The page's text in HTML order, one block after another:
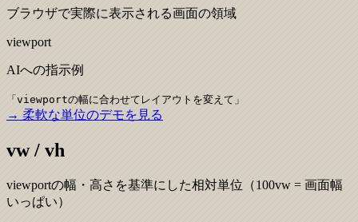
ブラウザで実際に表示される画面の領域
viewport
AIへの指示例
「viewportの幅に合わせてレイアウトを変えて 」
→ 柔軟な単位のデモを見る
vw / vh
viewportの幅・高さを基準にした相対単位（100vw = 画面幅
いっぱい）